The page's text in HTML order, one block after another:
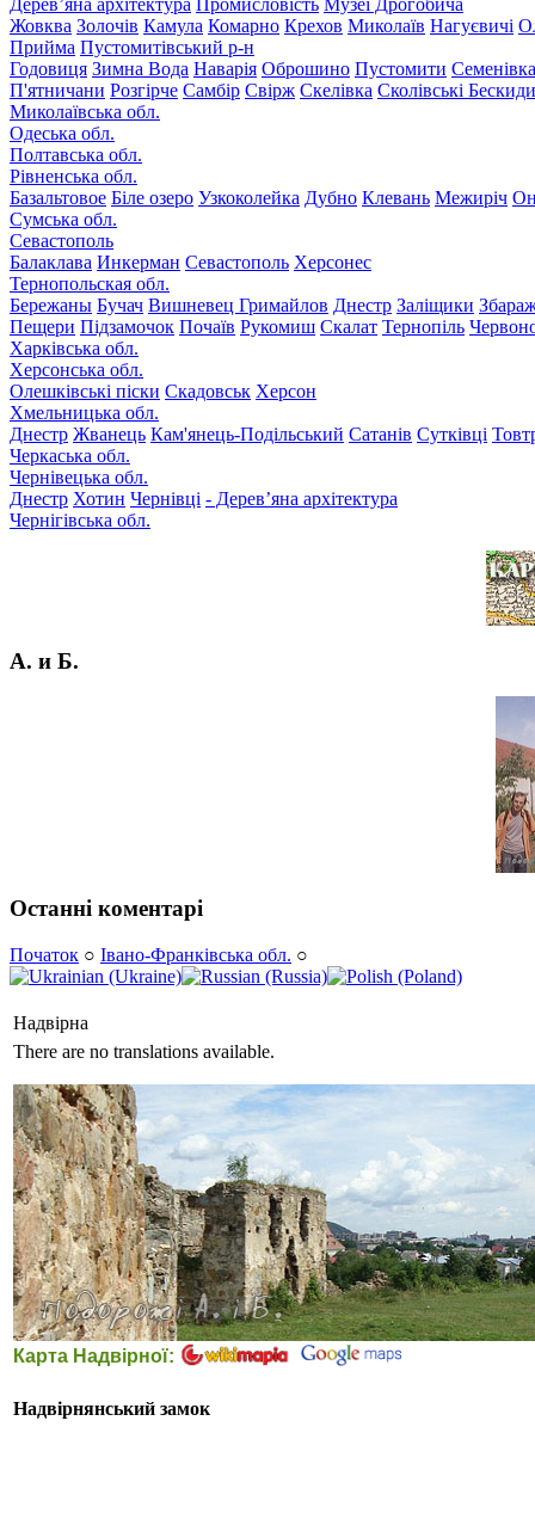
Дерев’яна архітектура Промисловість Музеї Дрогобича
Жовква Золочів Камула Комарно Крехов Миколаїв Нагуєвичі
Прийма Пустомитівський р-н
Годовиця Зимна Вода Наварія Оброшино Пустомити Семенівка
П'ятничани Розгірче Самбір Свірж Скелівка Сколівські Бескиди
Миколаївська обл.
Одеська обл.
Полтавська обл.
Рівненська обл.
Базальтовое Біле озеро Узкоколейка Дубно Клевань Межиріч
Сумська обл.
Севастополь
Балаклава Инкерман Севастополь Херсонес
Тернопольская обл.
Бережаны Бучач Вишневец Гримайлов Днестр Заліщики
Пещери Підзамочок Почаїв Рукомиш Скалат Тернопіль
Харківська обл.
Херсонська обл.
Олешківські піски Скадовськ Херсон
Хмельницька обл.
Днестр Жванець Кам'янець-Подільський Сатанів Сутківці
Черкаська обл.
Чернівецька обл.
Днестр Хотин Чернівці - Дерев’яна архітектура
Чернігівська обл.
А. и Б.
Останні коментарі
Початок ○ Івано-Франківська обл. ○
Надвірна
There are no translations available.
Карта Надвірної:
Надвірнянський замок